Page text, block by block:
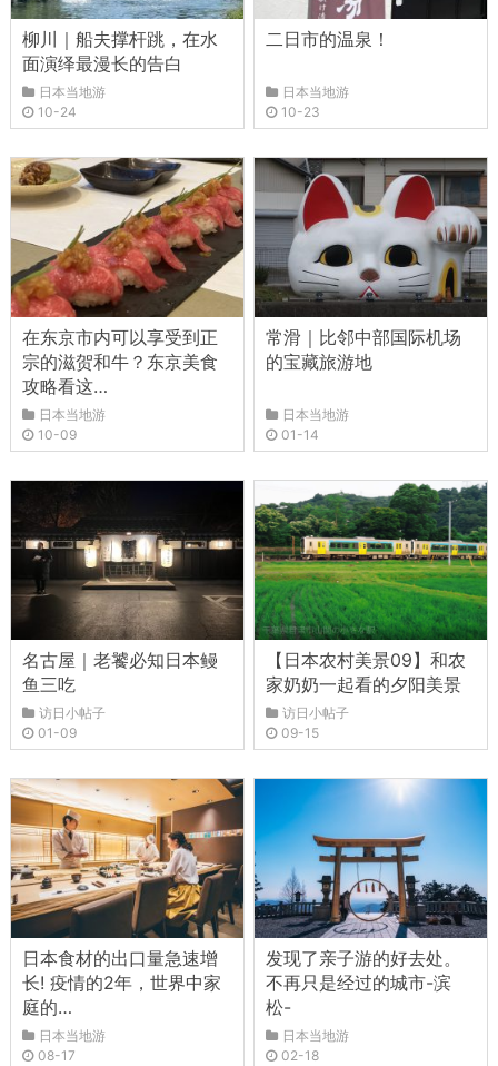
柳川｜船夫撑杆跳，在水
面演绎最漫长的告白
日本当地游
10-24
二日市的温泉！
日本当地游
10-23
在东京市内可以享受到正
宗的滋贺和牛？东京美食
攻略看这…
日本当地游
10-09
常滑｜比邻中部国际机场
的宝藏旅游地
日本当地游
01-14
名古屋｜老饕必知日本鳗
鱼三吃
访日小帖子
01-09
【日本农村美景09】和农
家奶奶一起看的夕阳美景
访日小帖子
09-15
日本食材的出口量急速增
长! 疫情的2年，世界中家
庭的…
日本当地游
08-17
发现了亲子游的好去处。
不再只是经过的城市-滨
松-
日本当地游
02-18